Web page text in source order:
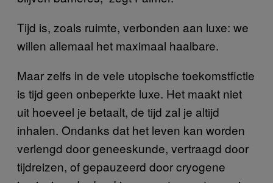
Tijd is, zoals ruimte, verbonden aan luxe: we
willen allemaal het maximaal haalbare.
Maar zelfs in de vele utopische toekomstfictie
is tijd geen onbeperkte luxe. Het maakt niet
uit hoeveel je betaalt, de tijd zal je altijd
inhalen. Ondanks dat het leven kan worden
verlengd door geneeskunde, vertraagd door
tijdreizen, of gepauzeerd door cryogene